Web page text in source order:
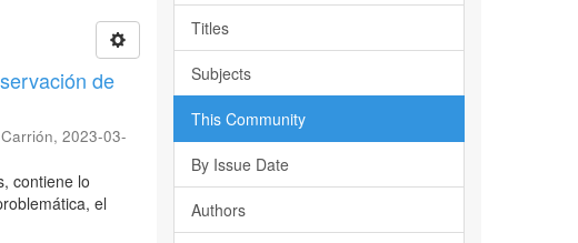
de
,2023-03-
contiene lo
el
Titles
Subjects
This Community
By Issue Date
Authors